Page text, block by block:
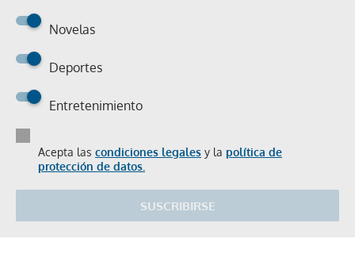
Novelas
Deportes
Entretenimiento
Acepta las condiciones legales y la política de
protección de datos.
SUSCRIBIRSE